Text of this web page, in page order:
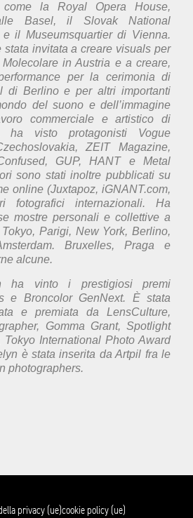
come la Royal Opera House,
Basel, il Slovak National
il Museumsquartier di Vienna.
invitata a creare visuals per
in Austria e a creare,
per la cerimonia di
di Berlino e per altri importanti
del suono e dell’immagine
commerciale e artistico di
ha visto protagonisti Vogue
ZEIT Magazine,
GUP, HANT e Metal
sono stati inoltre pubblicati su
online (Juxtapoz, iGNANT.com,
fotografici internazionali. Ha
mostre personali e collettive a
Parigi, New York, Berlino,
Bruxelles, Praga e
alcune.
ha vinto i prestigiosi premi
e Broncolor GenNext. È stata
e premiata da LensCulture,
Gomma Grant, Spotlight
Tokyo International Photo Award
è stata inserita da Artpil fra le
photographers.
privacy (ue)cookie policy (ue)